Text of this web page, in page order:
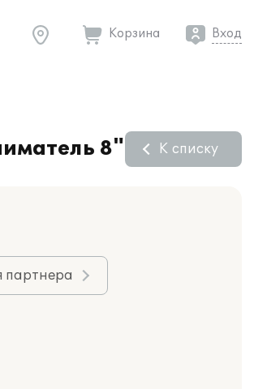
Корзина Вход
8" К списку
партнера